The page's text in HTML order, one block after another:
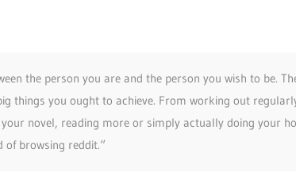
the person you are and the person you wish to be.
things you ought to achieve. From working out
novel, reading more or simply actually doing your
of browsing reddit.“